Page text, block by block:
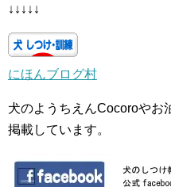
↓↓↓↓↓
にほんブログ村
犬のようちえんCocoroやお
掲載しています。